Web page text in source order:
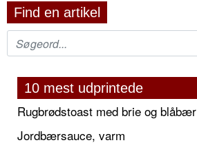
Find en artikel
10 mest udprintede
Rugbrødstoast med brie og blåbær
Jordbærsauce, varm